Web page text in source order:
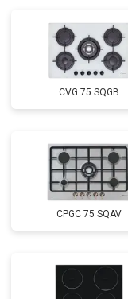
CVG 75 SQGB
CPGC 75 SQAV